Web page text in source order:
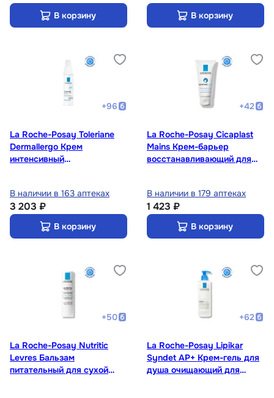
В корзину В корзину
+96
La Roche-Posay Toleriane
Dermallergo Крем
интенсивный
40 мл
В наличии в 163 аптеках
3 203 ₽
В корзину
+42
La Roche-Posay Cicaplast
Mains Крем-барьер
восстанавливающий для
В наличии в 179 аптеках
1 423 ₽
В корзину
+50
La Roche-Posay Nutritic
Levres Бальзам
питательный для сухой
+62
La Roche-Posay Lipikar
Syndet AP+ Крем-гель для
душа очищающий для